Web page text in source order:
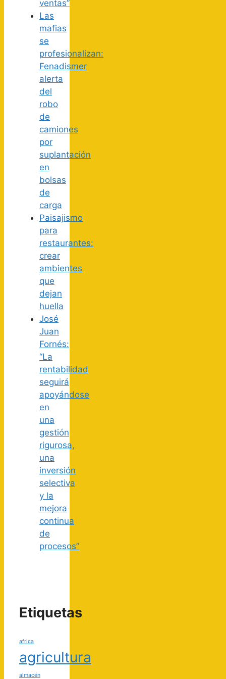
ventas”
Las
mafias
se
profesionalizan:
Fenadismer
alerta
del
robo
de
camiones
por
suplantación
en
bolsas
de
carga
Paisajismo
para
restaurantes:
crear
ambientes
que
dejan
huella
José
Juan
Fornés:
“La
rentabilidad
seguirá
apoyándose
en
una
gestión
rigurosa,
una
inversión
selectiva
y la
mejora
continua
de
procesos”
Etiquetas
africa
agricultura
almacén